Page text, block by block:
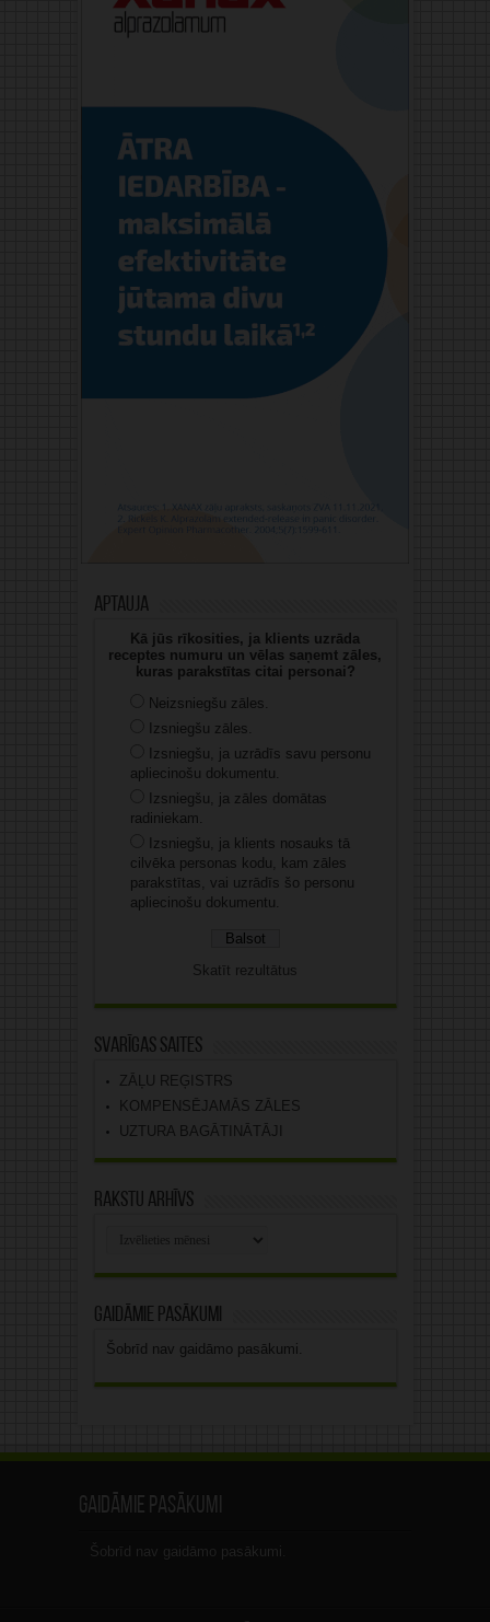
Aptauja
Kā jūs rīkosities, ja klients uzrāda
receptes numuru un vēlas saņemt zāles,
kuras parakstītas citai personai?
Neizsniegšu zāles.
Izsniegšu zāles.
Izsniegšu, ja uzrādīs savu personu
apliecinošu dokumentu.
Izsniegšu, ja zāles domātas
radiniekam.
Izsniegšu, ja klients nosauks tā
cilvēka personas kodu, kam zāles
parakstītas, vai uzrādīs šo personu
apliecinošu dokumentu.
Skatīt rezultātus
Svarīgas saites
ZĀĻU REĢISTRS
KOMPENSĒJAMĀS ZĀLES
UZTURA BAGĀTINĀTĀJI
Rakstu arhīvs
Gaidāmie pasākumi
Šobrīd nav gaidāmo pasākumi.
Gaidāmie pasākumi
Šobrīd nav gaidāmo pasākumi.